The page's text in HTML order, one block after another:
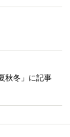
秋冬」に記事